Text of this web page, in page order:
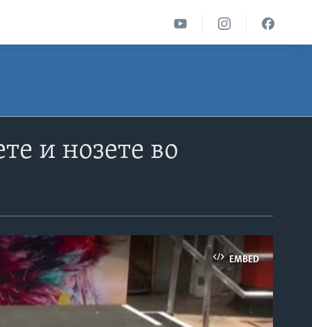
и нозете во
EMBED